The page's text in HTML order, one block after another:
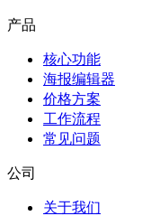
产品
核心功能
海报编辑器
价格方案
工作流程
常见问题
公司
关于我们